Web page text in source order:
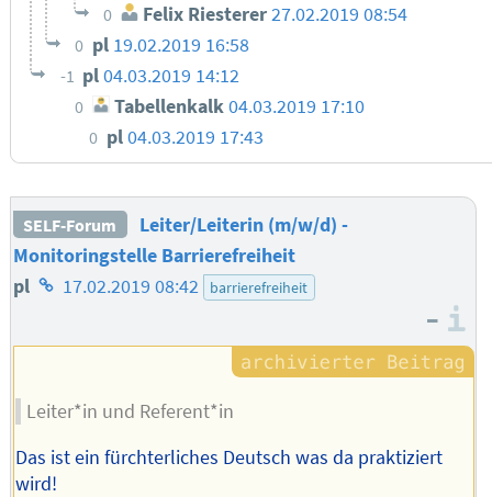
0 Felix Riesterer27.02.2019 08:54
0 pl 19.02.2019 16:58
-1 pl04.03.2019 14:12
0 Tabellenkalk 04.03.2019 17:10
0 pl04.03.2019 17:43
SELF-Forum
Leiter/Leiterin (m/w/d) -
Monitoringstelle Barrierefreiheit
pl Homepage
Autors
17.02.2019 08:42 barrierefreiheit
–
Leiter*in und Referent*in
Das ist ein fürchterliches Deutsch was da praktiziert
wird!